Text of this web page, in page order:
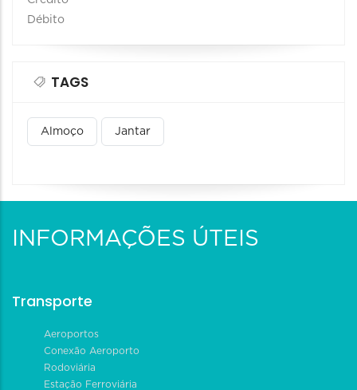
Débito
TAGS
Almoço Jantar
INFORMAÇÕES ÚTEIS
Transporte
Aeroportos
Conexão Aeroporto
Rodoviária
Estação Ferroviária